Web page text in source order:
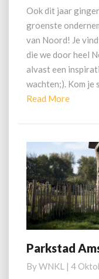
Noord-
2019/2020
Ook dit jaar
groenste
van Noord! Je
die we door heel
alvast een
wachten;). Kom je
Read MoreRead
Parkstad
Amsterdam-
Noord
Parkstad
ByWNKL | 4